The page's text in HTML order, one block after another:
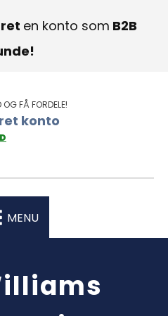
en konto som B2B
OG FÅ FORDELE!
konto
MENU